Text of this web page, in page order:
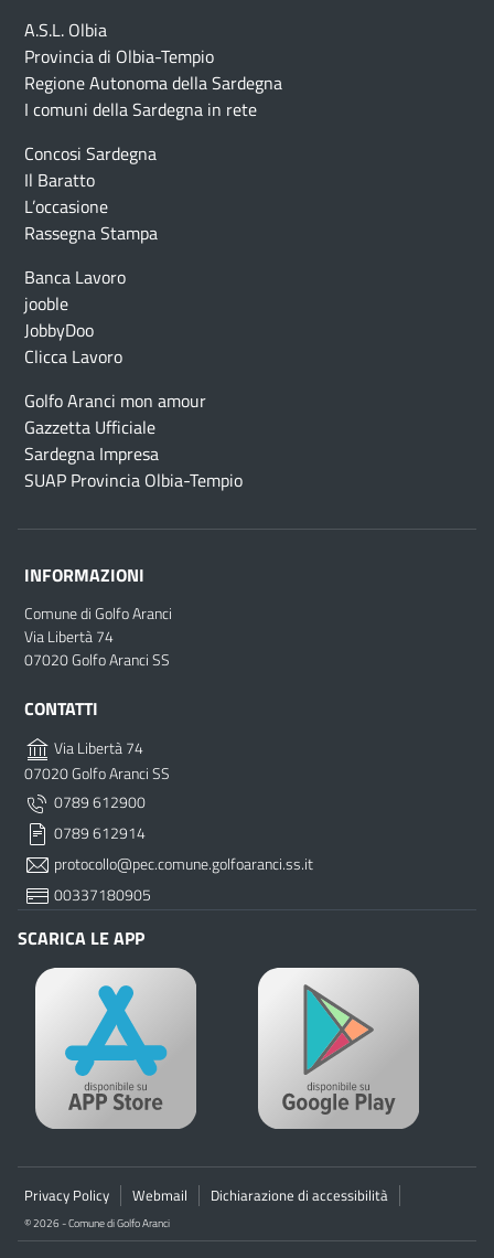
A.S.L. Olbia
Provincia di Olbia-Tempio
Regione Autonoma della Sardegna
I comuni della Sardegna in rete
Concosi Sardegna
Il Baratto
L’occasione
Rassegna Stampa
Banca Lavoro
jooble
JobbyDoo
Clicca Lavoro
Golfo Aranci mon amour
Gazzetta Ufficiale
Sardegna Impresa
SUAP Provincia Olbia-Tempio
INFORMAZIONI
Comune di Golfo Aranci
Via Libertà 74
07020 Golfo Aranci SS
CONTATTI
Via Libertà 74
07020 Golfo Aranci SS
0789 612900
0789 612914
protocollo@pec.comune.golfoaranci.ss.it
00337180905
SCARICA LE APP
Privacy Policy Webmail Dichiarazione di accessibilità
© 2026 - Comune di Golfo Aranci